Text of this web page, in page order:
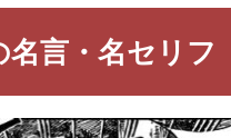
名言・名セリフ